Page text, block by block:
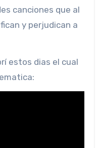
canciones que al
y perjudican a
estos dias el cual